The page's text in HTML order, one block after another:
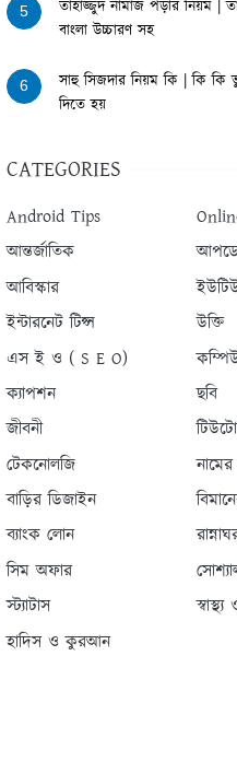
5
তাহাজ্জুদ নামাজ পড়ার নিয়ম |
বাংলা উচ্চারণ সহ
6
সাহু সিজদার নিয়ম কি | কি কি
দিতে হয়
CATEGORIES
Android Tips
আন্তর্জাতিক
আবিস্কার
ইন্টারনেট টিপ্স
উক্তি
এস ই ও ( S E O)
ক্যাপশন
ছবি
জীবনী
টেকনোলজি
বাড়ির ডিজাইন
ব্যাংক লোন
সিম অফার
স্ট্যাটাস
হাদিস ও কুরআন